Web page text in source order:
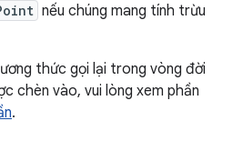
nếu chúng mang tính trừu
thức gọi lại trong vòng đời
chèn vào, vui lòng xem phần
.